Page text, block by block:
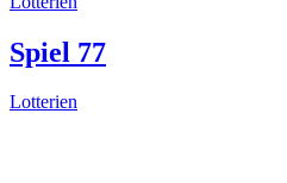
Spiel 77
Lotterien